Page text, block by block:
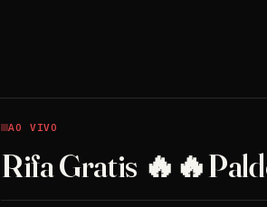
AO VIVO
Rifa Gratis